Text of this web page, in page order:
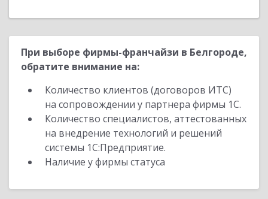
При выборе фирмы-франчайзи в Белгороде,
обратите внимание на:
Количество клиентов (договоров ИТС)
на сопровождении у партнера фирмы 1С.
Количество специалистов, аттестованных
на внедрение технологий и решений
системы 1С:Предприятие.
Наличие у фирмы статуса